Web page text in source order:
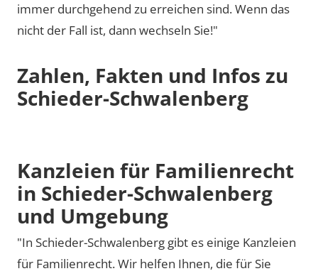
immer durchgehend zu erreichen sind. Wenn das
nicht der Fall ist, dann wechseln Sie!"
Zahlen, Fakten und Infos zu
Schieder-Schwalenberg
Kanzleien für Familienrecht
in Schieder-Schwalenberg
und Umgebung
"In Schieder-Schwalenberg gibt es einige Kanzleien
für Familienrecht. Wir helfen Ihnen, die für Sie